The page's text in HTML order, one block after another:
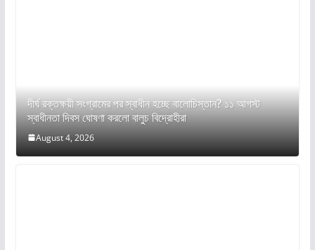
দীর্ঘ রক্তক্ষয়ী সংগ্রামের পর স্বাধীন হচ্ছে বালোচিস্তান? ১১ আগস্ট
স্বাধীনতা দিবস ঘোষণা করলো বালুচ বিদ্রোহীরা
August 4, 2026